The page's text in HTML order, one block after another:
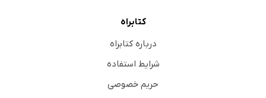
کتابراه
درباره کتابراه
شرایط استفاده
حریم خصوصی